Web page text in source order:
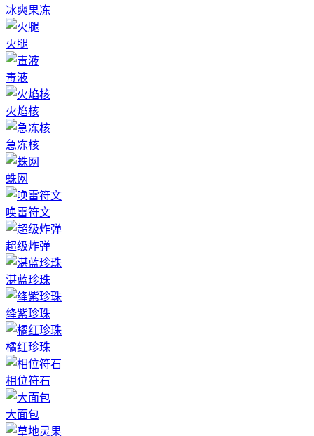
冰爽果冻
火腿
毒液
火焰核
急冻核
蛛网
唤雷符文
超级炸弹
湛蓝珍珠
绛紫珍珠
橘红珍珠
相位符石
大面包